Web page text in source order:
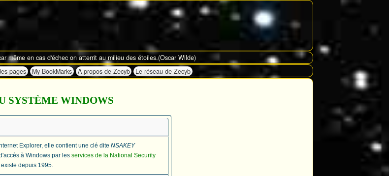
même en cas d'échec on atterrit au milieu des étoiles.(Oscar Wilde)
pages My BookMarks A propos de Zecyb Le réseau de Zecyb
SYSTÈME WINDOWS
Explorer, elle contient une clé dite NSAKEY
à Windows par les services de la National Security
depuis 1995.